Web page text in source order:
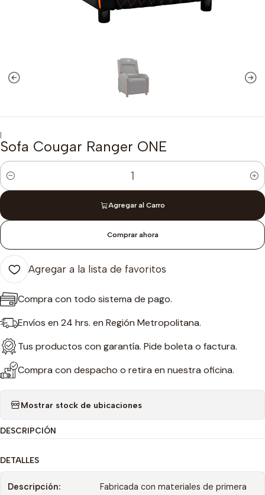
|
Sofa Cougar Ranger ONE
Cantidad
Agregar al Carro
Comprar ahora
Agregar a la lista de favoritos
Compra con todo sistema de pago.
Envíos en 24 hrs. en Región Metropolitana.
Tus productos con garantía. Pide boleta o factura.
Compra con despacho o retira en nuestra oficina.
Mostrar stock de ubicaciones
DESCRIPCIÓN
DETALLES
Descripción: Fabricada con materiales de primera